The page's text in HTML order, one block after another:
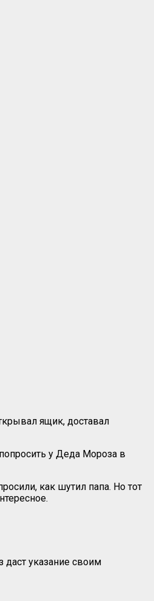
ящик, доставал
у Деда Мороза в
как шутил папа. Но тот
указание своим